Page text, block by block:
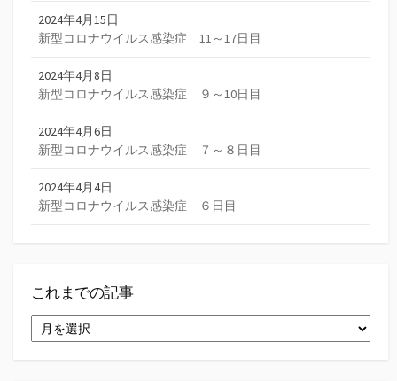
2024年4月15日
新型コロナウイルス感染症 11～17日目
2024年4月8日
新型コロナウイルス感染症 ９～10日目
2024年4月6日
新型コロナウイルス感染症 ７～８日目
2024年4月4日
新型コロナウイルス感染症 ６日目
これまでの記事
れ